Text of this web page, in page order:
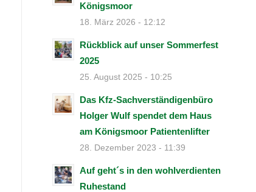
Königsmoor
18. März 2026 - 12:12
Rückblick auf unser Sommerfest
2025
25. August 2025 - 10:25
Das Kfz-Sachverständigenbüro
Holger Wulf spendet dem Haus
am Königsmoor Patientenlifter
28. Dezember 2023 - 11:39
Auf geht´s in den wohlverdienten
Ruhestand